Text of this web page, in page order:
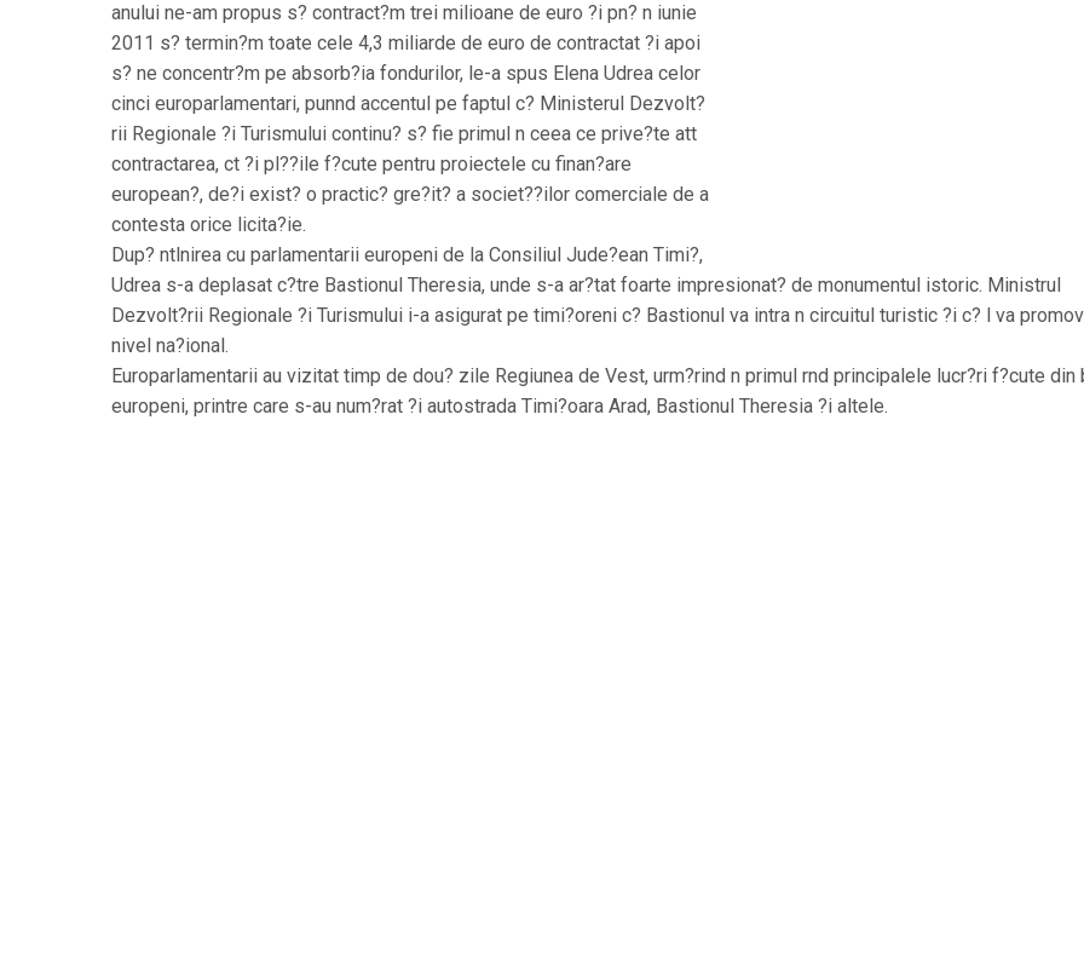
anului ne-am propus s? contract?m trei milioane de euro ?i pn? n iunie
2011 s? termin?m toate cele 4,3 miliarde de euro de contractat ?i apoi
s? ne concentr?m pe absorb?ia fondurilor, le-a spus Elena Udrea celor
cinci europarlamentari, punnd accentul pe faptul c? Ministerul Dezvolt?
rii Regionale ?i Turismului continu? s? fie primul n ceea ce prive?te att
contractarea, ct ?i pl??ile f?cute pentru proiectele cu finan?are
european?, de?i exist? o practic? gre?it? a societ??ilor comerciale de a
contesta orice licita?ie.
Dup? ntlnirea cu parlamentarii europeni de la Consiliul Jude?ean Timi?,
Udrea s-a deplasat c?tre Bastionul Theresia, unde s-a ar?tat foarte impresionat? de monumentul istoric. Ministrul
Dezvolt?rii Regionale ?i Turismului i-a asigurat pe timi?oreni c? Bastionul va intra n circuitul turistic ?i c? l va
nivel na?ional.
Europarlamentarii au vizitat timp de dou? zile Regiunea de Vest, urm?rind n primul rnd principalele lucr?ri f?cute din
europeni, printre care s-au num?rat ?i autostrada Timi?oara Arad, Bastionul Theresia ?i altele.